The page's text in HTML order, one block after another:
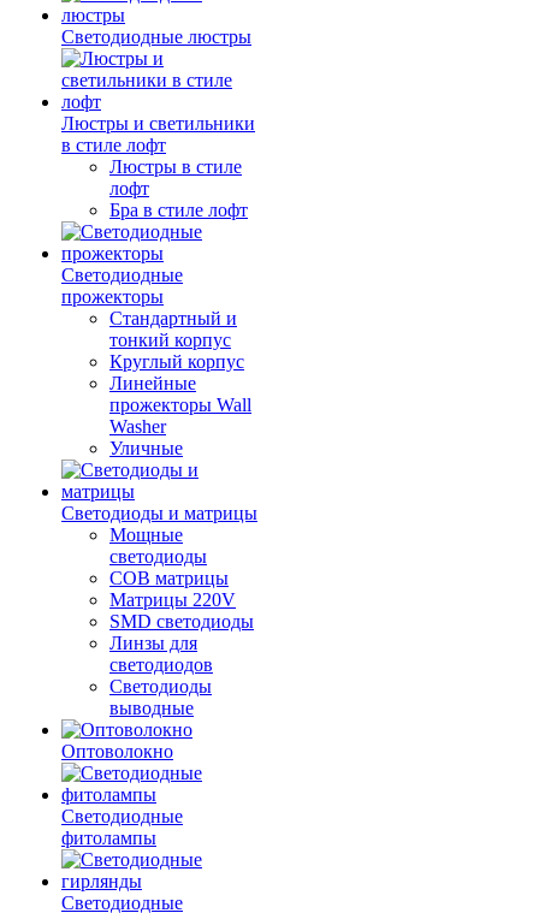
Светодиодные люстры
Люстры и светильники
в стиле лофт
Люстры в стиле
лофт
Бра в стиле лофт
Светодиодные
прожекторы
Стандартный и
тонкий корпус
Круглый корпус
Линейные
прожекторы Wall
Washer
Уличные
Светодиоды и матрицы
Мощные
светодиоды
COB матрицы
Матрицы 220V
SMD светодиоды
Линзы для
светодиодов
Светодиоды
выводные
Оптоволокно
Светодиодные
фитолампы
Светодиодные